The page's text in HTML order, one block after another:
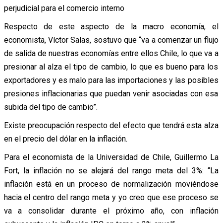
perjudicial para el comercio interno
Respecto de este aspecto de la macro economía, el
economista, Víctor Salas, sostuvo que “va a comenzar un flujo
de salida de nuestras economías entre ellos Chile, lo que va a
presionar al alza el tipo de cambio, lo que es bueno para los
exportadores y es malo para las importaciones y las posibles
presiones inflacionarias que puedan venir asociadas con esa
subida del tipo de cambio”.
Existe preocupación respecto del efecto que tendrá esta alza
en el precio del dólar en la inflación.
Para el economista de la Universidad de Chile, Guillermo La
Fort, la inflación no se alejará del rango meta del 3%: “La
inflación está en un proceso de normalización moviéndose
hacia el centro del rango meta y yo creo que ese proceso se
va a consolidar durante el próximo año, con inflación